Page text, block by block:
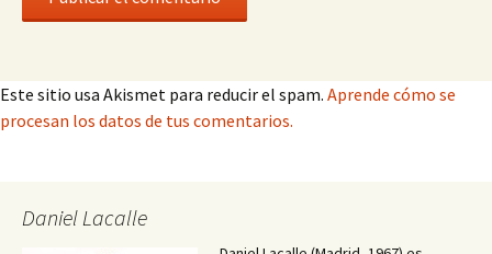
Este sitio usa Akismet para reducir el spam. Aprende cómo se
procesan los datos de tus comentarios.
Daniel Lacalle